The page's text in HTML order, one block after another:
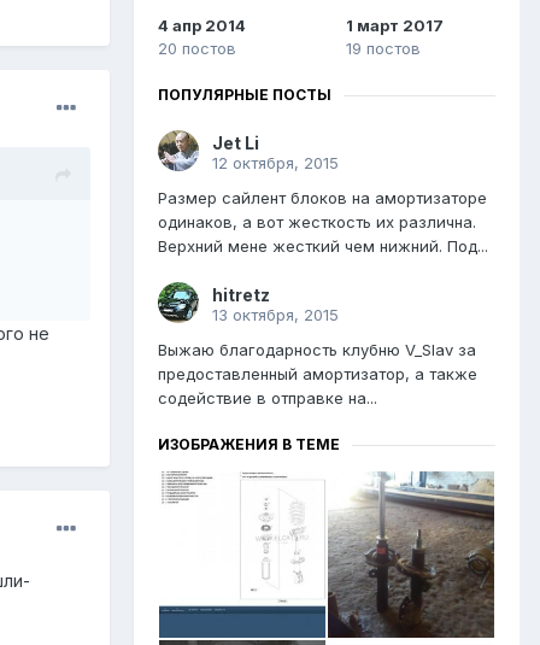
не
4 апр 2014
20 постов
1 март 2017
19 постов
ПОПУЛЯРНЫЕ ПОСТЫ
Jet Li
12 октября, 2015
Размер сайлент блоков на амортизаторе
одинаков, а вот жесткость их различна.
Верхний мене жесткий чем нижний. Под...
hitretz
13 октября, 2015
Выжаю благодарность клубню V_Slav за
предоставленный амортизатор, а также
содействие в отправке на...
ИЗОБРАЖЕНИЯ В ТЕМЕ